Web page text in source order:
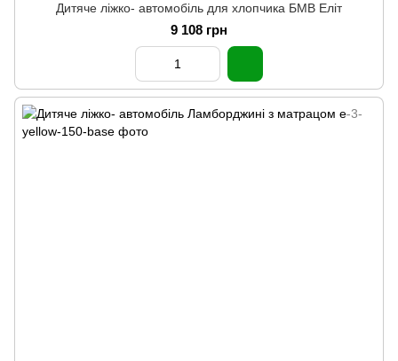
Дитяче ліжко- автомобіль для хлопчика БМВ Еліт
9 108 грн